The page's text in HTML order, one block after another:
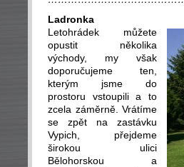
Ladronka
Letohrádek můžete
opustit několika
východy, my však
doporučujeme ten,
kterým jsme do
prostoru vstoupili a to
zcela záměrně. Vrátíme
se zpět na zastávku
Vypich, přejdeme
širokou ulici
Bělohorskou a